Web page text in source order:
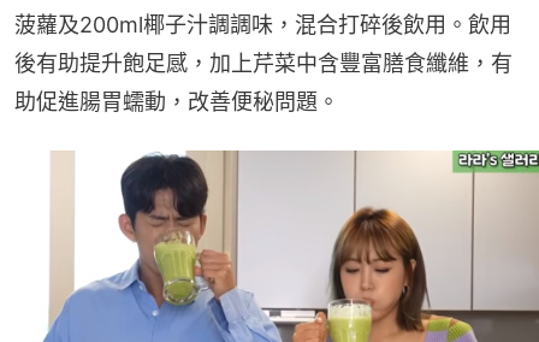
菠蘿及200ml椰子汁調調味，混合打碎後飲用。飲用
後有助提升飽足感，加上芹菜中含豐富膳食纖維，有
助促進腸胃蠕動，改善便秘問題。